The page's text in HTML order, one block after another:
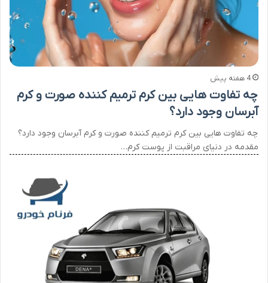
4 هفته پیش
چه تفاوت هایی بین کرم ترمیم کننده صورت و کرم
آبرسان وجود دارد؟
چه تفاوت هایی بین کرم ترمیم کننده صورت و کرم آبرسان وجود دارد؟
مقدمه در دنیای مراقبت از پوست کرم…